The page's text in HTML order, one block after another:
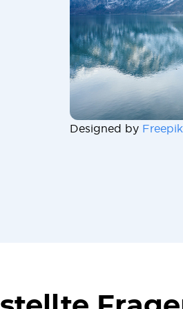
Designed by Freepik